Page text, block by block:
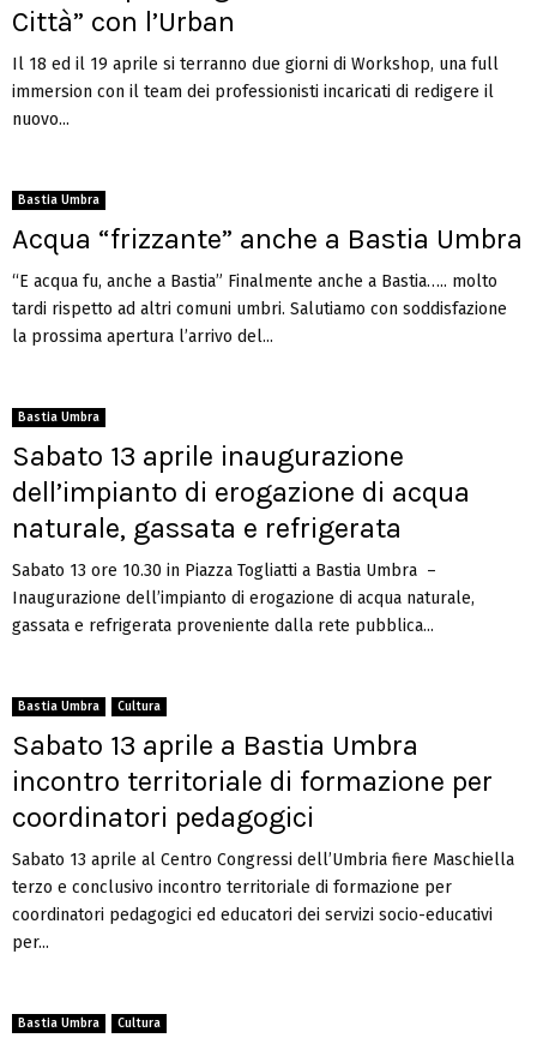
Città” con l’Urban
Il 18 ed il 19 aprile si terranno due giorni di Workshop, una full
immersion con il team dei professionisti incaricati di redigere il
nuovo...
Bastia Umbra
Acqua “frizzante” anche a Bastia Umbra
“E acqua fu, anche a Bastia” Finalmente anche a Bastia….. molto
tardi rispetto ad altri comuni umbri. Salutiamo con soddisfazione
la prossima apertura l’arrivo del...
Bastia Umbra
Sabato 13 aprile inaugurazione
dell’impianto di erogazione di acqua
naturale, gassata e refrigerata
Sabato 13 ore 10.30 in Piazza Togliatti a Bastia Umbra –
Inaugurazione dell’impianto di erogazione di acqua naturale,
gassata e refrigerata proveniente dalla rete pubblica...
Bastia Umbra Cultura
Sabato 13 aprile a Bastia Umbra
incontro territoriale di formazione per
coordinatori pedagogici
Sabato 13 aprile al Centro Congressi dell’Umbria fiere Maschiella
terzo e conclusivo incontro territoriale di formazione per
coordinatori pedagogici ed educatori dei servizi socio-educativi
per...
Bastia Umbra Cultura